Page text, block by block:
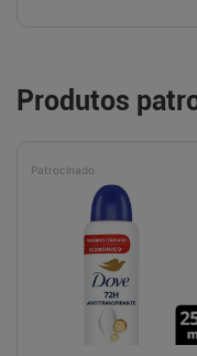
Produtos
Patrocinado